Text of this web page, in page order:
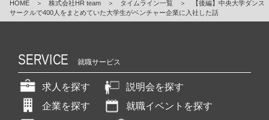
HOME ＞ 株式会社HR team ＞ タイムライン一覧 ＞
【後編】中央大学ダンス
サークルで400人をまとめていた大学生がベンチャー企業に入社した話
SERVICE 就職サービス
求人を探す
説明会を探す
企業を探す
就職イベントを探す